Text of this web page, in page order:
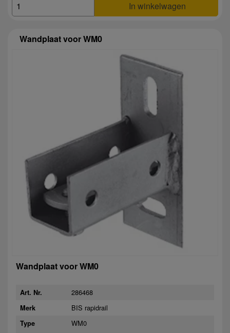
In winkelwagen
Wandplaat voor WM0
Wandplaat voor WM0
Art. Nr. 286468
Merk BIS rapidrail
Type WM0